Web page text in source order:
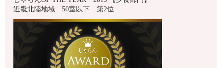
近畿北陸地域 50室以下 第2位